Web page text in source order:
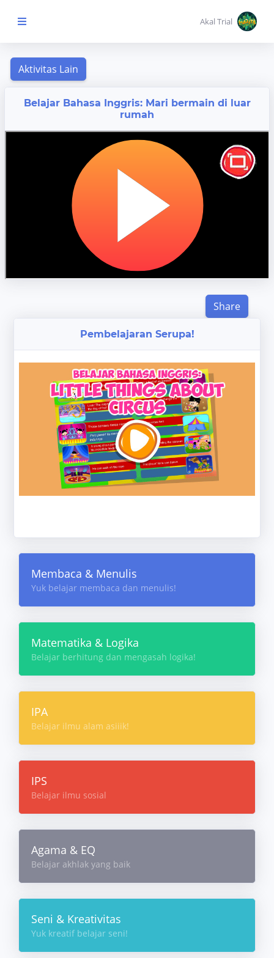
Beranda Anak
KONTEN
Akal Trial
Belajar Bahasa Inggris: Mari bermain di luar
rumah
Share
Pembelajaran Serupa!
Membaca & Menulis
Yuk belajar membaca dan menulis!
Matematika & Logika
Belajar berhitung dan mengasah logika!
IPA
Belajar ilmu alam asiiik!
IPS
Belajar ilmu sosial
Agama & EQ
Belajar akhlak yang baik
Seni & Kreativitas
Yuk kreatif belajar seni!